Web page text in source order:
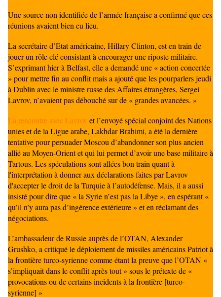
Une source non identifiée de l’armée française a confirmé que ces
réunions avaient bien eu lieu.
La secrétaire d’Etat américaine, Hillary Clinton, est en train de
jouer un rôle clé consistant à encourager une riposte militaire.
S’exprimant hier à Belfast, elle a demandé une « action concertée
» pour mettre fin au conflit mais a ajouté que les pourparlers jeudi
à Dublin avec le ministre russe des Affaires étrangères, Sergei
Lavrov, n’avaient pas débouché sur de « grandes avancées. »
La rencontre avec Lavrov et l’envoyé spécial conjoint des Nations
unies et de la Ligue arabe, Lakhdar Brahimi, a été la dernière
tentative pour persuader Moscou d’abandonner son plus ancien
allié au Moyen-Orient et qui lui permet d’avoir une base militaire à
Tartous. Les spéculations sont allées bon train quant à
l'interprétation à donner aux déclarations faites par Lavrov
d'accepter le droit de la Turquie à l’autodéfense. Mais, il a aussi
insisté pour dire que « la Syrie n’est pas la Libye », en espérant «
qu’il n’y aura pas d’ingérence extérieure » et en réclamant des
négociations.
L’ambassadeur de Russie auprès de l’OTAN, Alexander
Grushko, a critiqué le déploiement de missiles américains Patriot à
la frontière turco-syrienne comme étant la preuve que l’OTAN «
s’impliquait dans le conflit après tout » sous le prétexte de «
provocations ou de certains incidents à la frontière [turco-
syrienne] »